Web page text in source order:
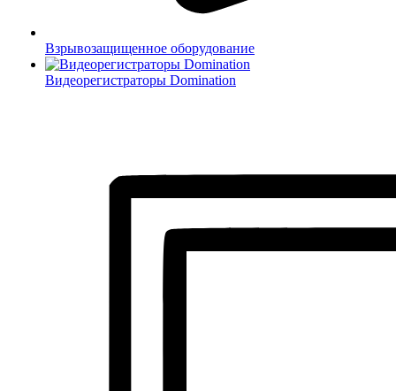
Взрывозащищенное оборудование
Видеорегистраторы Domination